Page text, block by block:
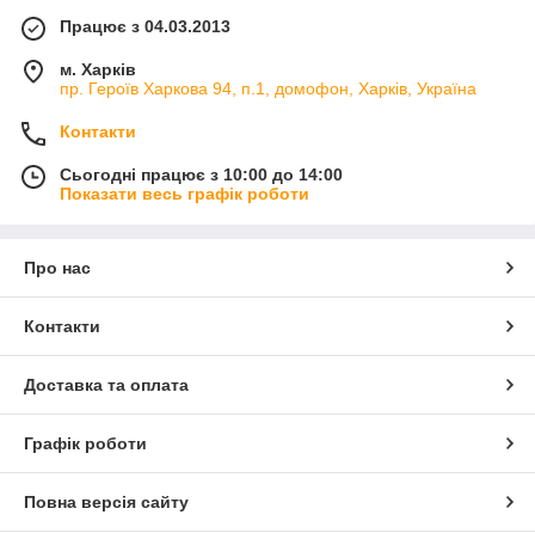
Працює з 04.03.2013
м. Харків
пр. Героїв Харкова 94, п.1, домофон, Харків, Україна
Контакти
Сьогодні працює з 10:00 до 14:00
Показати весь графік роботи
Про нас
Контакти
Доставка та оплата
Графік роботи
Повна версія сайту